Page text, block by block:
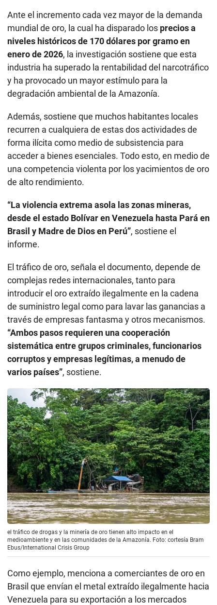
Ante el incremento cada vez mayor de la demanda
mundial de oro, la cual ha disparado los precios a
niveles históricos de 170 dólares por gramo en
enero de 2026, la investigación sostiene que esta
industria ha superado la rentabilidad del narcotráfico
y ha provocado un mayor estímulo para la
degradación ambiental de la Amazonía.
Además, sostiene que muchos habitantes locales
recurren a cualquiera de estas dos actividades de
forma ilícita como medio de subsistencia para
acceder a bienes esenciales. Todo esto, en medio de
una competencia violenta por los yacimientos de oro
de alto rendimiento.
“La violencia extrema asola las zonas mineras,
desde el estado Bolívar en Venezuela hasta Pará en
Brasil y Madre de Dios en Perú”, sostiene el
informe.
El tráfico de oro, señala el documento, depende de
complejas redes internacionales, tanto para
introducir el oro extraído ilegalmente en la cadena
de suministro legal como para lavar las ganancias a
través de empresas fantasma y otros mecanismos.
“Ambos pasos requieren una cooperación
sistemática entre grupos criminales, funcionarios
corruptos y empresas legítimas, a menudo de
varios países”, sostiene.
el tráfico de drogas y la minería de oro tienen alto impacto en el
medioambiente y en las comunidades de la Amazonía. Foto: cortesía Bram
Ebus/International Crisis Group
Como ejemplo, menciona a comerciantes de oro en
Brasil que envían el metal extraído ilegalmente hacia
Venezuela para su exportación a los mercados